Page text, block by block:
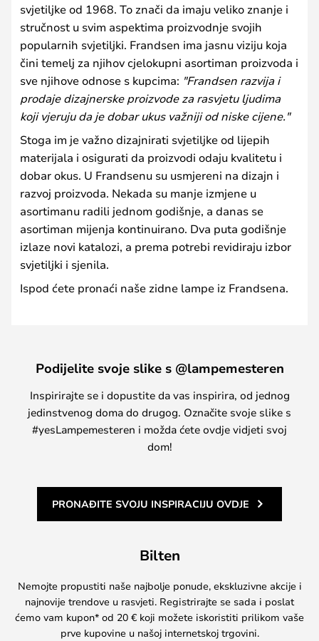
svjetiljke od 1968. To znači da imaju veliko znanje i
stručnost u svim aspektima proizvodnje svojih
popularnih svjetiljki. Frandsen ima jasnu viziju koja
čini temelj za njihov cjelokupni asortiman proizvoda i
sve njihove odnose s kupcima: "Frandsen razvija i
prodaje dizajnerske proizvode za rasvjetu ljudima
koji vjeruju da je dobar ukus važniji od niske cijene."
Stoga im je važno dizajnirati svjetiljke od lijepih
materijala i osigurati da proizvodi odaju kvalitetu i
dobar okus. U Frandsenu su usmjereni na dizajn i
razvoj proizvoda. Nekada su manje izmjene u
asortimanu radili jednom godišnje, a danas se
asortiman mijenja kontinuirano. Dva puta godišnje
izlaze novi katalozi, a prema potrebi revidiraju izbor
svjetiljki i sjenila.
Ispod ćete pronaći naše zidne lampe iz Frandsena.
Podijelite svoje slike s @lampemesteren
Inspirirajte se i dopustite da vas inspirira, od jednog
jedinstvenog doma do drugog. Označite svoje slike s
#yesLampemesteren i možda ćete ovdje vidjeti svoj
dom!
PRONAĐITE SVOJU INSPIRACIJU OVDJE
Bilten
Nemojte propustiti naše najbolje ponude, ekskluzivne akcije i
najnovije trendove u rasvjeti. Registrirajte se sada i poslat
ćemo vam kupon* od 20 € koji možete iskoristiti prilikom vaše
prve kupovine u našoj internetskoj trgovini.